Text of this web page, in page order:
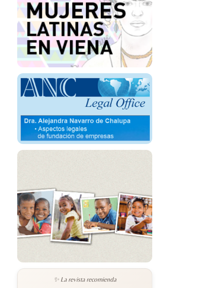
✨ La revista recomienda